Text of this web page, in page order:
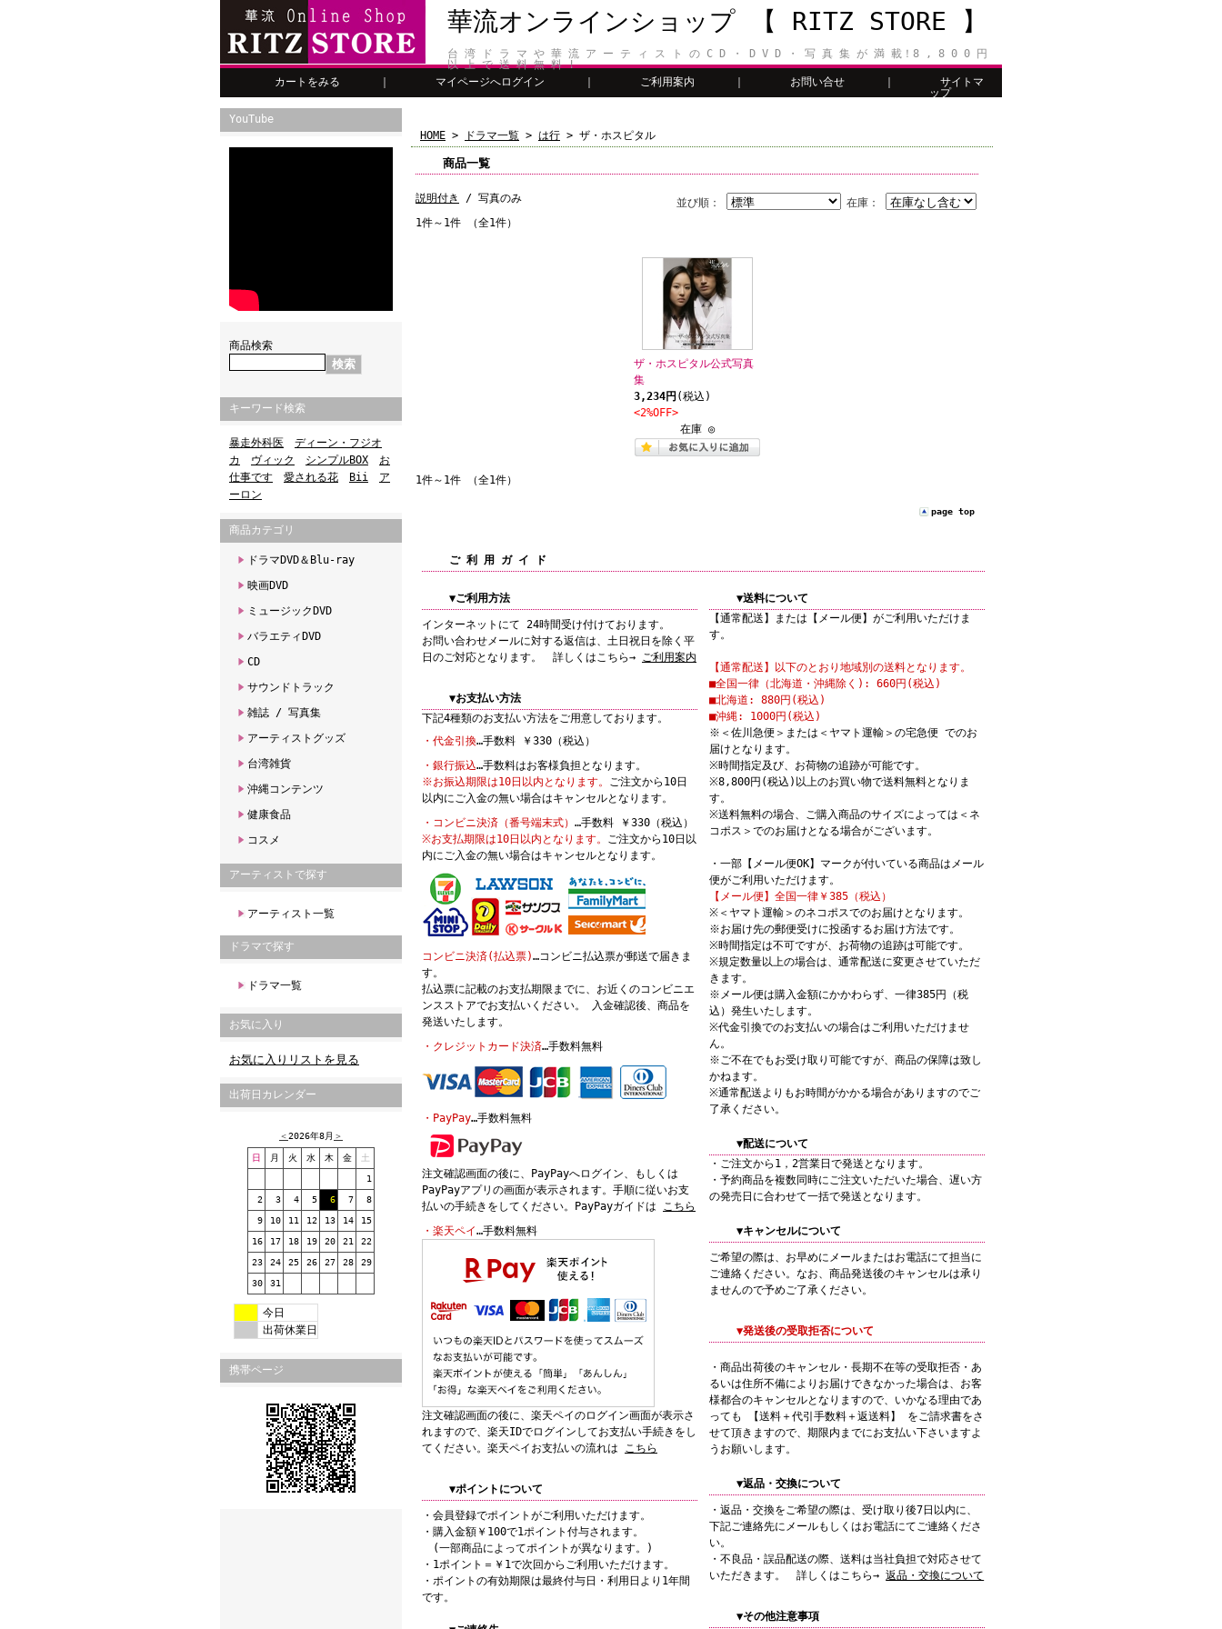
華流オンラインショップ 【 RITZ STORE 】
台 湾 ド ラ マ や 華 流 ア ー テ ィ ス ト の C D ・ D V D ・ 写 真 集 が 満 載！8 , 8 0 0 円
以 上 で 送 料 無 料 !
カートをみる
マイページへログイン ご利用案内 お問い合せ
サイトマ
ップ
YouTube
商品検索
キーワード検索
暴走外科医
ディーン・フジオ
カ
ヴィック シンプルBOX
お
仕事です
愛される花 Bii
ア
ーロン
商品カテゴリ
ドラマDVD＆Blu-ray
映画DVD
ミュージックDVD
バラエティDVD
CD
サウンドトラック
雑誌 / 写真集
アーティストグッズ
台湾雑貨
沖縄コンテンツ
健康食品
コスメ
アーティストで探す
アーティスト一覧
ドラマで探す
ドラマ一覧
お気に入り
お気に入りリストを見る
出荷日カレンダー
＜2026年8月 ＞
日 月 火 水 木 金 土
1
2 3 4 5 6 7 8
9 10 11 12 13 14 15
16 17 18 19 20 21 22
23 24 25 26 27 28 29
30 31
今日
出荷休業日
携帯ページ
HOME > ドラマ一覧 > は行 > ザ・ホスピタル
商品一覧
在庫：
並び順：
説明付き
/ 写真のみ
1件～1件 （全1件）
ザ・ホスピタル公式写真
集
3,234円 (税込)
<2%OFF>
在庫 ◎
1件～1件 （全1件）
page top
ご 利 用 ガ イ ド
▼ご利用方法
インターネットにて 24時間受け付けております。
お問い合わせメールに対する返信は、土日祝日を除く平
日のご対応となります。 詳しくはこちら→ ご利用案内
▼お支払い方法
下記4種類のお支払い方法をご用意しております。
・代金引換…手数料 ￥330（税込）
・銀行振込…手数料はお客様負担となります。
※お振込期限は10日以内となります。 ご注文から10日
以内にご入金の無い場合はキャンセルとなります。
・コンビニ決済（番号端末式） …手数料 ￥330（税込）
※お支払期限は10日以内となります。 ご注文から10日以
内にご入金の無い場合はキャンセルとなります。
コンビニ決済(払込票)…コンビニ払込票が郵送で届きま
す。
払込票に記載のお支払期限までに、お近くのコンビニエ
ンスストアでお支払いください。 入金確認後、商品を
発送いたします。
・クレジットカード決済…手数料無料
・PayPay…手数料無料
注文確認画面の後に、PayPayへログイン、もしくは
PayPayアプリの画面が表示されます。手順に従いお支
払いの手続きをしてください。PayPayガイドは こちら
・楽天ペイ…手数料無料
注文確認画面の後に、楽天ペイのログイン画面が表示さ
れますので、楽天IDでログインしてお支払い手続きをし
てください。楽天ペイお支払いの流れは こちら
▼ポイントについて
・会員登録でポイントがご利用いただけます。
・購入金額￥100で1ポイント付与されます。
(一部商品によってポイントが異なります。)
・1ポイント＝￥1で次回からご利用いただけます。
・ポイントの有効期限は最終付与日・利用日より1年間
です。
▼送料について
【通常配送】または【メール便】がご利用いただけま
す。
【通常配送】以下のとおり地域別の送料となります。
■全国一律（北海道・沖縄除く): 660円(税込)
■北海道: 880円(税込)
■沖縄: 1000円(税込)
※＜佐川急便＞または＜ヤマト運輸＞の宅急便 でのお
届けとなります。
※時間指定及び、お荷物の追跡が可能です。
※8,800円(税込)以上のお買い物で送料無料となりま
す。
※送料無料の場合、ご購入商品のサイズによっては＜ネ
コポス＞でのお届けとなる場合がございます。
・一部【メール便OK】マークが付いている商品はメール
便がご利用いただけます。
【メール便】全国一律￥385（税込）
※＜ヤマト運輸＞のネコポスでのお届けとなります。
※お届け先の郵便受けに投函するお届け方法です。
※時間指定は不可ですが、お荷物の追跡は可能です。
※規定数量以上の場合は、通常配送に変更させていただ
きます。
※メール便は購入金額にかかわらず、一律385円（税
込）発生いたします。
※代金引換でのお支払いの場合はご利用いただけませ
ん。
※ご不在でもお受け取り可能ですが、商品の保障は致し
かねます。
※通常配送よりもお時間がかかる場合がありますのでご
了承ください。
▼配送について
・ご注文から1，2営業日で発送となります。
・予約商品を複数同時にご注文いただいた場合、遅い方
の発売日に合わせて一括で発送となります。
▼キャンセルについて
ご希望の際は、お早めにメールまたはお電話にて担当に
ご連絡ください。なお、商品発送後のキャンセルは承り
ませんので予めご了承ください。
▼発送後の受取拒否について
・商品出荷後のキャンセル・長期不在等の受取拒否・あ
るいは住所不備によりお届けできなかった場合は、お客
様都合のキャンセルとなりますので、いかなる理由であ
っても 【送料＋代引手数料＋返送料】 をご請求書をさ
せて頂きますので、期限内までにお支払い下さいますよ
うお願いします。
▼返品・交換について
・返品・交換をご希望の際は、受け取り後7日以内に、
下記ご連絡先にメールもしくはお電話にてご連絡くださ
い。
・不良品・誤品配送の際、送料は当社負担で対応させて
いただきます。 詳しくはこちら→返品・交換について
▼その他注意事項